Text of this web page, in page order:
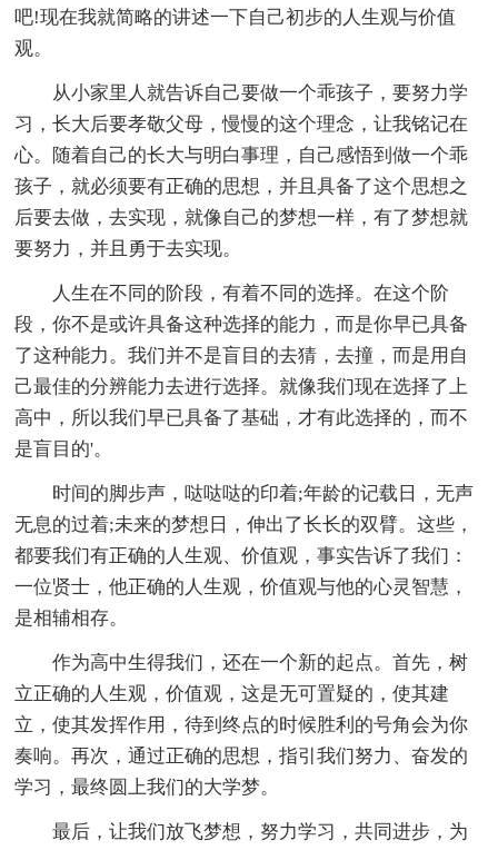
吧!现在我就简略的讲述一下自己初步的人生观与价值
观。
从小家里人就告诉自己要做一个乖孩子，要努力学
习，长大后要孝敬父母，慢慢的这个理念，让我铭记在
心。随着自己的长大与明白事理，自己感悟到做一个乖
孩子，就必须要有正确的思想，并且具备了这个思想之
后要去做，去实现，就像自己的梦想一样，有了梦想就
要努力，并且勇于去实现。
人生在不同的阶段，有着不同的选择。在这个阶
段，你不是或许具备这种选择的能力，而是你早已具备
了这种能力。我们并不是盲目的去猜，去撞，而是用自
己最佳的分辨能力去进行选择。就像我们现在选择了上
高中，所以我们早已具备了基础，才有此选择的，而不
是盲目的'。
时间的脚步声，哒哒哒的印着;年龄的记载日，无声
无息的过着;未来的梦想日，伸出了长长的双臂。这些，
都要我们有正确的人生观、价值观，事实告诉了我们：
一位贤士，他正确的人生观，价值观与他的心灵智慧，
是相辅相存。
作为高中生得我们，还在一个新的起点。首先，树
立正确的人生观，价值观，这是无可置疑的，使其建
立，使其发挥作用，待到终点的时候胜利的号角会为你
奏响。再次，通过正确的思想，指引我们努力、奋发的
学习，最终圆上我们的大学梦。
最后，让我们放飞梦想，努力学习，共同进步，为